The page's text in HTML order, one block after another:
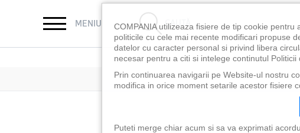
MENIU CAUTĂ
COMPANIA utilizeaza fisiere de tip cookie
politicile cu cele mai recente modificari propuse
datelor cu caracter personal si privind libera
necesar pentru a citi si intelege continutul Politicii
Prin continuarea navigarii pe Website-ul nostru
modifica in orice moment setarile acestor fisiere
Puteti merge chiar acum si sa va exprimati